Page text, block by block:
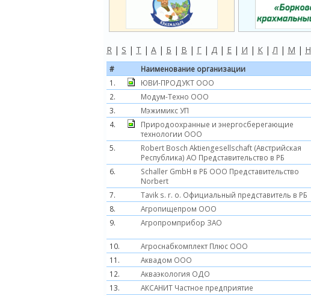
R | S | T | А | Б | В | Г | Д | Е | И | К |Л | М | Н
# Наименование организации
1.
ЮВИ-ПРОДУКТ ООО
2.
Модум-Техно ООО
3.
Мэжимикс УП
4.
Природоохранные и энергосберегающие
технологии ООО
5.
Robert Bosch Aktiengesellschaft (Австрийская
Республика) АО Представительство в РБ
6.
Schaller GmbH в РБ ООО Представительство
Norbert
7. Tavik s. r. o. Официальный представитель в РБ
8.
Агропищепром ООО
9.
Агропромприбор ЗАО
10. Агроснабкомплект Плюс ООО
11.
Аквадом ООО
12.
Акваэкология ОДО
13.
АКСАНИТ Частное предприятие